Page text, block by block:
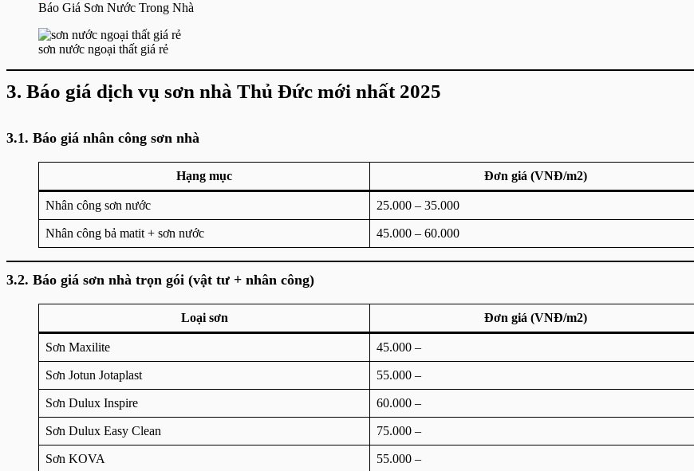
Báo Giá Sơn Nước Trong Nhà
sơn nước ngoại thất giá rẻ
3. Báo giá dịch vụ sơn nhà Thủ Đức mới nhất 2025
3.1. Báo giá nhân công sơn nhà
Hạng mục Đơn giá (VNĐ/m2)
Nhân công sơn nước 25.000 – 35.000
Nhân công bả matit + sơn nước 45.000 – 60.000
3.2. Báo giá sơn nhà trọn gói (vật tư + nhân công)
Loại sơn Đơn giá (VNĐ/m2)
Sơn Maxilite 45.000 –
Sơn Jotun Jotaplast 55.000 –
Sơn Dulux Inspire 60.000 –
Sơn Dulux Easy Clean 75.000 –
Sơn KOVA 55.000 –